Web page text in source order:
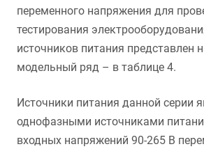
переменного напряжения для
тестирования
источников питания представлен
модельный ряд – в таблице 4.
Источники питания данной серии
однофазными источниками
входных напряжений 90-265 В